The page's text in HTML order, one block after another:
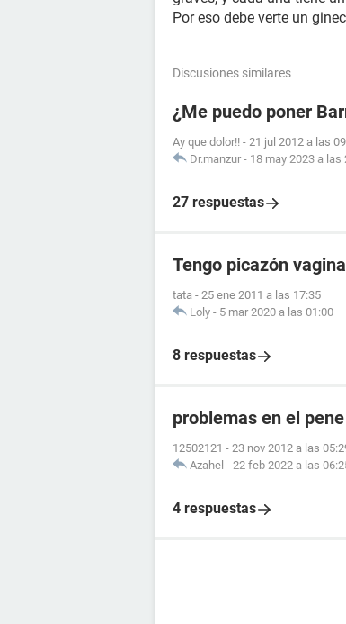
Por eso debe verte un
Discusiones similares
¿Me puedo poner
Ay que dolor!! - 21 jul 2012 a las
Dr.manzur - 18 may 2023 a las
27 respuestas
Tengo picazón
tata - 25 ene 2011 a las 17:35
Loly - 5 mar 2020 a las 01:00
8 respuestas
problemas en el pene
12502121 - 23 nov 2012 a las
Azahel - 22 feb 2022 a las
4 respuestas